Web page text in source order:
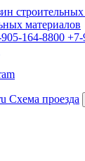
материалов
164-8800 +7-
Схема проезда